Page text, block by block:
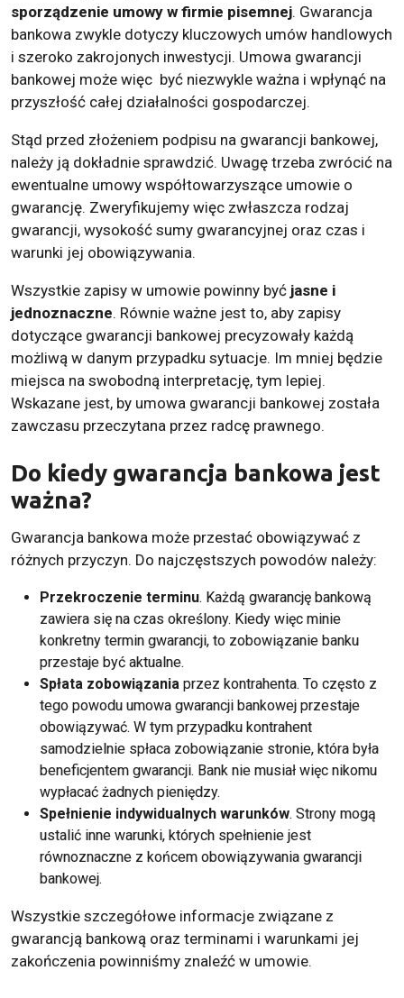
sporządzenie umowy w firmie pisemnej. Gwarancja
bankowa zwykle dotyczy kluczowych umów handlowych
i szeroko zakrojonych inwestycji. Umowa gwarancji
bankowej może więc być niezwykle ważna i wpłynąć na
przyszłość całej działalności gospodarczej.
Stąd przed złożeniem podpisu na gwarancji bankowej,
należy ją dokładnie sprawdzić. Uwagę trzeba zwrócić na
ewentualne umowy współtowarzyszące umowie o
gwarancję. Zweryfikujemy więc zwłaszcza rodzaj
gwarancji, wysokość sumy gwarancyjnej oraz czas i
warunki jej obowiązywania.
Wszystkie zapisy w umowie powinny być jasne i
jednoznaczne. Równie ważne jest to, aby zapisy
dotyczące gwarancji bankowej precyzowały każdą
możliwą w danym przypadku sytuacje. Im mniej będzie
miejsca na swobodną interpretację, tym lepiej.
Wskazane jest, by umowa gwarancji bankowej została
zawczasu przeczytana przez radcę prawnego.
Do kiedy gwarancja bankowa jest
ważna?
Gwarancja bankowa może przestać obowiązywać z
różnych przyczyn. Do najczęstszych powodów należy:
Przekroczenie terminu. Każdą gwarancję bankową
zawiera się na czas określony. Kiedy więc minie
konkretny termin gwarancji, to zobowiązanie banku
przestaje być aktualne.
Spłata zobowiązania przez kontrahenta. To często z
tego powodu umowa gwarancji bankowej przestaje
obowiązywać. W tym przypadku kontrahent
samodzielnie spłaca zobowiązanie stronie, która była
beneficjentem gwarancji. Bank nie musiał więc nikomu
wypłacać żadnych pieniędzy.
Spełnienie indywidualnych warunków. Strony mogą
ustalić inne warunki, których spełnienie jest
równoznaczne z końcem obowiązywania gwarancji
bankowej.
Wszystkie szczegółowe informacje związane z
gwarancją bankową oraz terminami i warunkami jej
zakończenia powinniśmy znaleźć w umowie.